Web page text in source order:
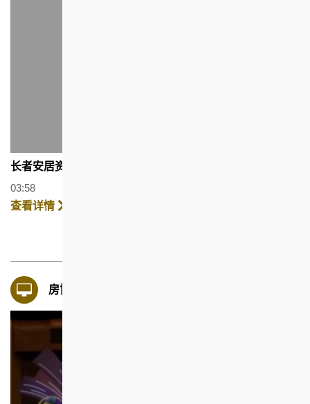
长者安居资源中心 (广东话配以繁体字幕)
03:58
查看详情
房协七十五周年活动影片(2023)